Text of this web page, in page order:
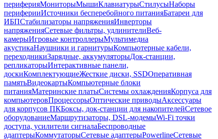
периферияМониторыМышиКлавиатурыСтилусыНаборы
периферииИсточники бесперебойного питанияБатареи для
ИБПСтабилизаторы напряженияИнверторы
напряженияСетевые фильтры, удлинителиВеб-
камерыИгровые контроллерыМультимедиа
акустикаНаушники и гарнитурыКомпьютерные кабели,
переходникиЗарядные, аккумуляторыДок-станции,
репликаторыИнтерактивные панели,
доскиКомплектующиеЖесткие диски, SSDОперативная
памятьВидеокартыКомпьютерные блоки
питанияМатеринские платыСистемы охлажденияКорпуса для
компьютеровПроцессорыОптические приводыАксессуары
для корпусов ПКБоксы, док-станции для накопителейСетевое
оборудованиеМаршрутизаторы, DSL-модемыWi-Fi точки
доступа, усилители сигналаБеспроводные
адаптерыКоммутаторыСетевые адаптерыPowerlineСетевые